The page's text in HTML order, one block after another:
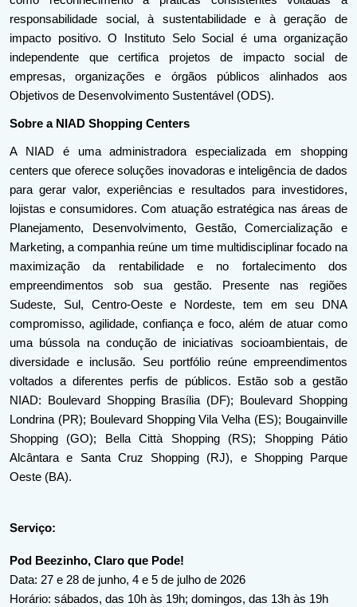
responsabilidade social, à sustentabilidade e à geração de
impacto positivo. O Instituto Selo Social é uma organização
independente que certifica projetos de impacto social de
empresas, organizações e órgãos públicos alinhados aos
Objetivos de Desenvolvimento Sustentável (ODS).
Sobre a NIAD Shopping Centers
A NIAD é uma administradora especializada em shopping
centers que oferece soluções inovadoras e inteligência de dados
para gerar valor, experiências e resultados para investidores,
lojistas e consumidores. Com atuação estratégica nas áreas de
Planejamento, Desenvolvimento, Gestão, Comercialização e
Marketing, a companhia reúne um time multidisciplinar focado na
maximização da rentabilidade e no fortalecimento dos
empreendimentos sob sua gestão. Presente nas regiões
Sudeste, Sul, Centro-Oeste e Nordeste, tem em seu DNA
compromisso, agilidade, confiança e foco, além de atuar como
uma bússola na condução de iniciativas socioambientais, de
diversidade e inclusão. Seu portfólio reúne empreendimentos
voltados a diferentes perfis de públicos. Estão sob a gestão
NIAD: Boulevard Shopping Brasília (DF); Boulevard Shopping
Londrina (PR); Boulevard Shopping Vila Velha (ES); Bougainville
Shopping (GO); Bella Città Shopping (RS); Shopping Pátio
Alcântara e Santa Cruz Shopping (RJ), e Shopping Parque
Oeste (BA).
Serviço:
Pod Beezinho, Claro que Pode!
Data: 27 e 28 de junho, 4 e 5 de julho de 2026
Horário: sábados, das 10h às 19h; domingos, das 13h às 19h